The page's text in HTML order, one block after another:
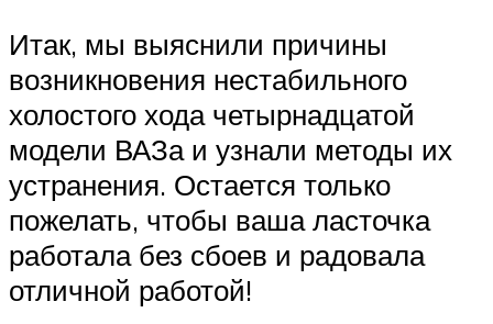
Итак, мы выяснили причины
возникновения нестабильного
холостого хода четырнадцатой
модели ВАЗа и узнали методы их
устранения. Остается только
пожелать, чтобы ваша ласточка
работала без сбоев и радовала
отличной работой!